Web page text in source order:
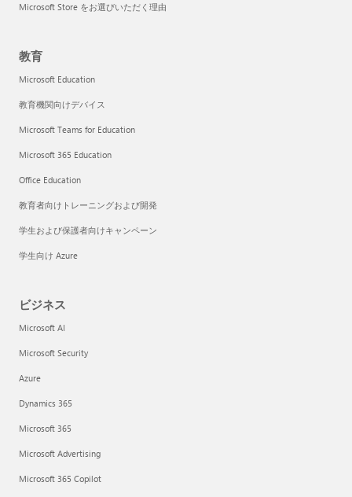
Microsoft Store をお選びいただく理由
教育
Microsoft Education
教育機関向けデバイス
Microsoft Teams for Education
Microsoft 365 Education
Office Education
教育者向けトレーニングおよび開発
学生および保護者向けキャンペーン
学生向け Azure
ビジネス
Microsoft AI
Microsoft Security
Azure
Dynamics 365
Microsoft 365
Microsoft Advertising
Microsoft 365 Copilot